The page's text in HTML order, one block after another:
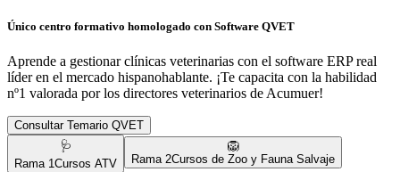
Único centro formativo homologado con Software QVET
Aprende a gestionar clínicas veterinarias con el software ERP real
líder en el mercado hispanohablante. ¡Te capacita con la habilidad
nº1 valorada por los directores veterinarios de Acumuer!
Consultar Temario QVET
🩺
Rama 1Cursos ATV
🦁
Rama 2Cursos de Zoo y Fauna Salvaje